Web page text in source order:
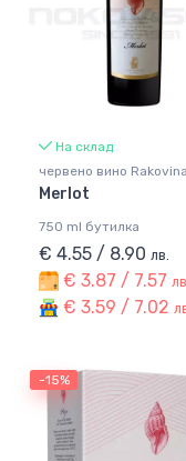
На склад
червено вино Rakovina
Merlot
750 ml бутилка
€ 4.55 / 8.90 лв.
€ 3.87 / 7.57 лв.
€ 3.59 / 7.02
-15%